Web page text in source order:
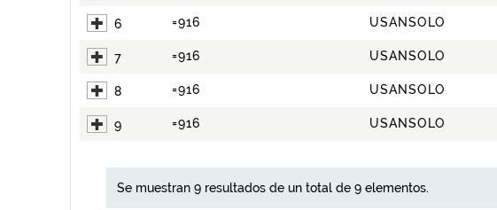
6 =916 USANSOLO
7 =916 USANSOLO
8 =916 USANSOLO
9 =916 USANSOLO
Se muestran 9 resultados de un total de 9 elementos.